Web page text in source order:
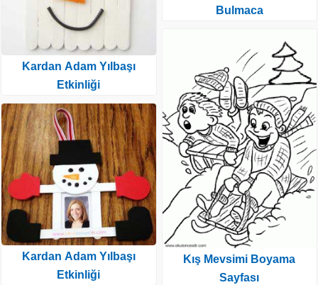
Kardan Adam Yılbaşı
Etkinliği
Kardan Adam Yılbaşı
Etkinliği
Bulmaca
Kış Mevsimi Boyama
Sayfası